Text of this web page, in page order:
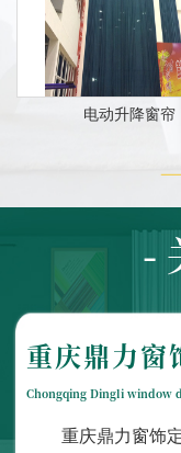
电动升降窗帘
-
重庆鼎力窗
Chongqing Dingli window
重庆鼎力窗饰